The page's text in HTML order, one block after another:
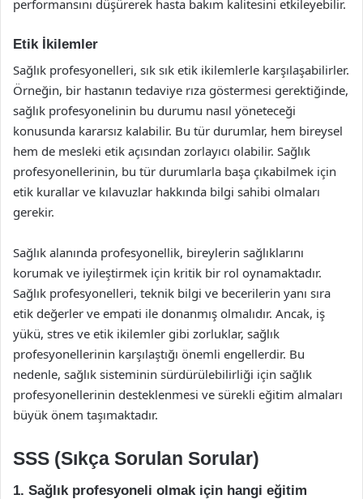
performansını düşürerek hasta bakım kalitesini etkileyebilir.
Etik İkilemler
Sağlık profesyonelleri, sık sık etik ikilemlerle karşılaşabilirler.
Örneğin, bir hastanın tedaviye rıza göstermesi gerektiğinde,
sağlık profesyonelinin bu durumu nasıl yöneteceği
konusunda kararsız kalabilir. Bu tür durumlar, hem bireysel
hem de mesleki etik açısından zorlayıcı olabilir. Sağlık
profesyonellerinin, bu tür durumlarla başa çıkabilmek için
etik kurallar ve kılavuzlar hakkında bilgi sahibi olmaları
gerekir.
Sağlık alanında profesyonellik, bireylerin sağlıklarını
korumak ve iyileştirmek için kritik bir rol oynamaktadır.
Sağlık profesyonelleri, teknik bilgi ve becerilerin yanı sıra
etik değerler ve empati ile donanmış olmalıdır. Ancak, iş
yükü, stres ve etik ikilemler gibi zorluklar, sağlık
profesyonellerinin karşılaştığı önemli engellerdir. Bu
nedenle, sağlık sisteminin sürdürülebilirliği için sağlık
profesyonellerinin desteklenmesi ve sürekli eğitim almaları
büyük önem taşımaktadır.
SSS (Sıkça Sorulan Sorular)
1. Sağlık profesyoneli olmak için hangi eğitim